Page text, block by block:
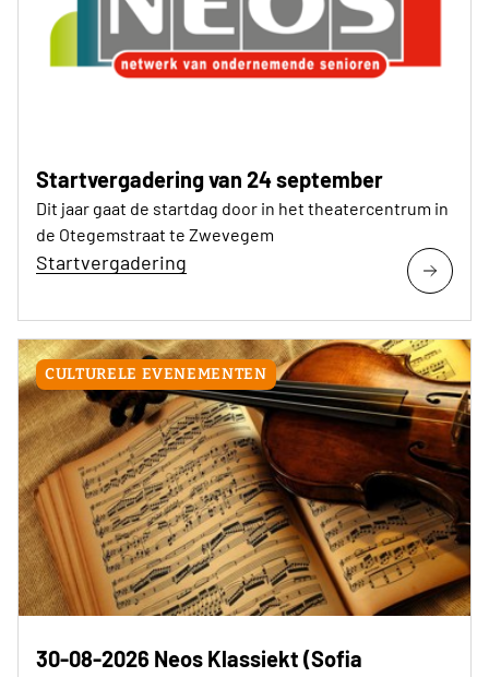
Startvergadering van 24 september
Dit jaar gaat de startdag door in het theatercentrum in
de Otegemstraat te Zwevegem
Startvergadering
CULTURELE EVENEMENTEN
30-08-2026 Neos Klassiekt (Sofia